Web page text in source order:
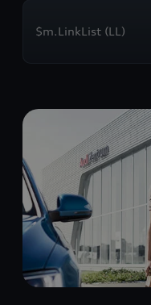
$m.LinkList (LL)